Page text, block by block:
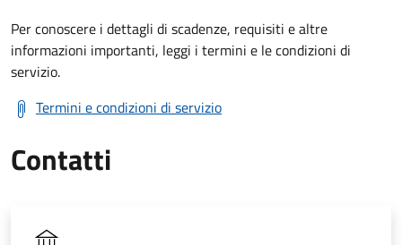
Per conoscere i dettagli di scadenze, requisiti e altre
informazioni importanti, leggi i termini e le condizioni di
servizio.
Termini e condizioni di servizio
Contatti